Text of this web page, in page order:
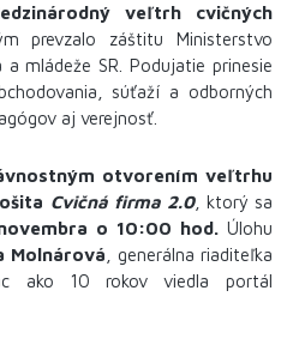
veľtrh cvičných
prevzalo záštitu Ministerstvo
mládeže SR. Podujatie prinesie
súťaží a odborných
aj verejnosť.
otvorením veľtrhu
Cvičná firma 2.0, ktorý sa
o 10:00 hod.Úlohu
Molnárová , generálna riaditeľka
ako 10 rokov viedla portál